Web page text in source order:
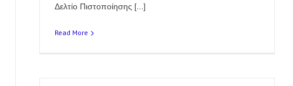
Δελτίο Πιστοποίησης [...]
Read More